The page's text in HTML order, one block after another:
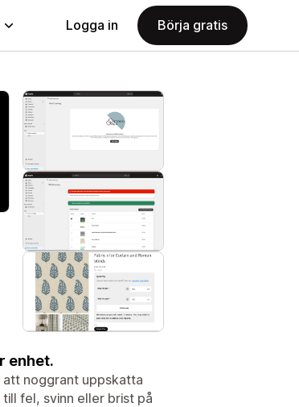
Logga in Börja gratis
enhet.
noggrant uppskatta
fel, svinn eller brist på